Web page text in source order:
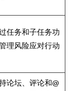
任务和子任务功
理风险应对行动
论坛、评论和@